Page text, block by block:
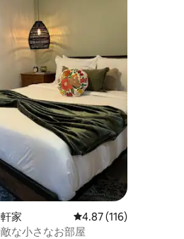
星の平均評価
家 レビュー116件、5つ
4.87 (116)
な小さなお部屋